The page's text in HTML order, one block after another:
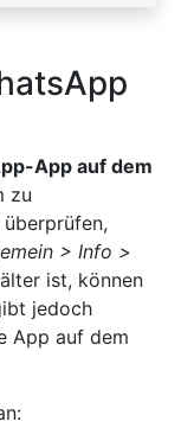
App auf dem
zu
> Info >
ist, können
jedoch
App auf dem